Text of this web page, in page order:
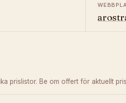
prislistor. Be om offert för aktuellt